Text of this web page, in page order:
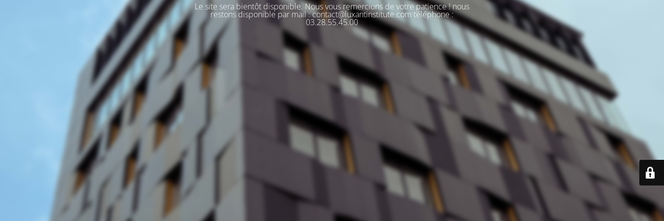
Le site sera bientôt disponible. Nous vous remercions de votre patience ! nous
restons disponible par mail : contact@luxantinstitute.com téléphone :
03.28.55.45.00